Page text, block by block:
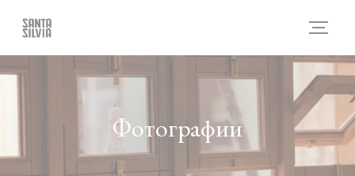
Фотографии